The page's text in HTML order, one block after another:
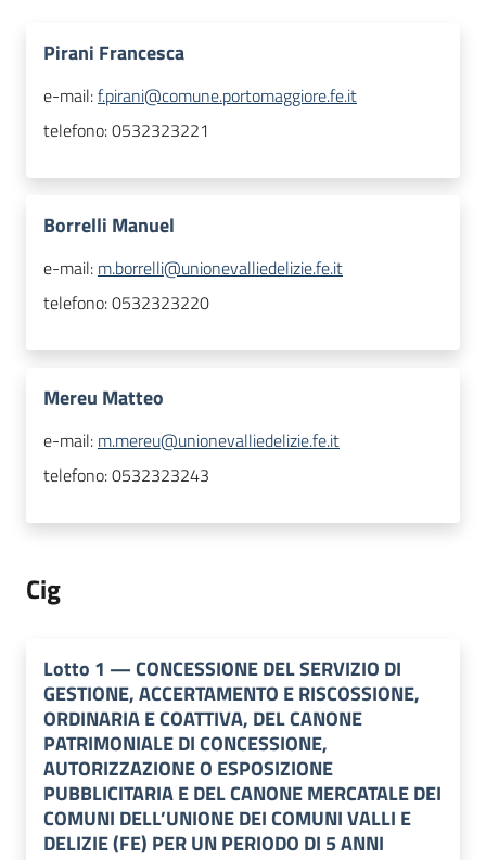
Pirani Francesca
e-mail:f.pirani@comune.portomaggiore.fe.it
telefono:0532323221
Borrelli Manuel
e-mail: m.borrelli@unionevalliedelizie.fe.it
telefono:0532323220
Mereu Matteo
e-mail: m.mereu@unionevalliedelizie.fe.it
telefono:0532323243
Cig
Lotto 1 —CONCESSIONE DEL SERVIZIO DI
GESTIONE, ACCERTAMENTO E RISCOSSIONE,
ORDINARIA E COATTIVA, DEL CANONE
PATRIMONIALE DI CONCESSIONE,
AUTORIZZAZIONE O ESPOSIZIONE
PUBBLICITARIA E DEL CANONE MERCATALE DEI
COMUNI DELL’UNIONE DEI COMUNI VALLI E
DELIZIE (FE) PER UN PERIODO DI 5 ANNI